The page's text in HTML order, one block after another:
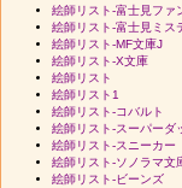
絵師リスト-富士見ファ
絵師リスト-富士見ミス
絵師リスト-MF文庫J
絵師リスト-X文庫
絵師リスト
絵師リスト1
絵師リスト-コバルト
絵師リスト-スーパーダ
絵師リスト-スニーカー
絵師リスト-ソノラマ文
絵師リスト-ビーンズ